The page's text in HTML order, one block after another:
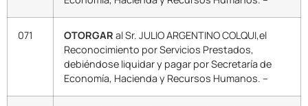
071 OTORGAR al Sr. JULIO ARGENTINO COLQUI,el
Reconocimiento por Servicios Prestados,
debiéndose liquidar y pagar por Secretaría de
Economía, Hacienda y Recursos Humanos. –